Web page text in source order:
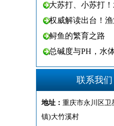
大苏打、小苏打
权威解读出台！
鲟鱼的繁育之路
总碱度与PH，水
联系我们
地址： 重庆市永 川区卫
镇)大竹溪村